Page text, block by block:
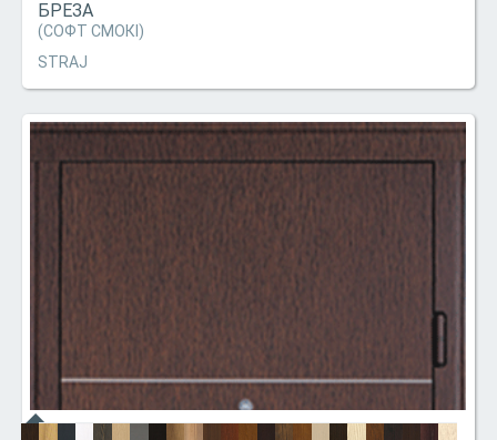
БРЕЗА
(СОФТ СМОКІ)
STRAJ